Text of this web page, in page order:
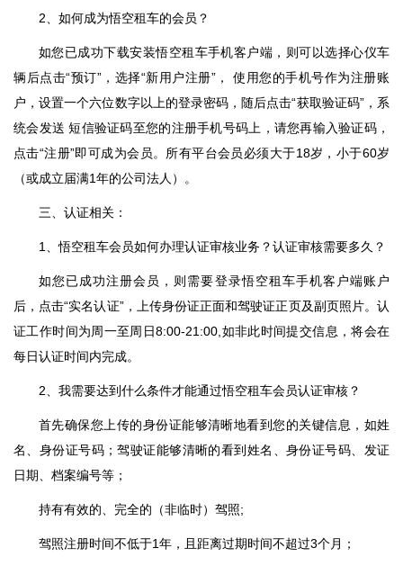
2、如何成为悟空租车的会员？
如您已成功下载安装悟空租车手机客户端，则可以选择心仪车
辆后点击“预订”，选择“新用户注册”， 使用您的手机号作为注册账
户，设置一个六位数字以上的登录密码，随后点击“获取验证码”，系
统会发送 短信验证码至您的注册手机号码上，请您再输入验证码，
点击“注册”即可成为会员。所有平台会员必须大于18岁，小于60岁
（或成立届满1年的公司法人）。
三、认证相关：
1、悟空租车会员如何办理认证审核业务？认证审核需要多久？
如您已成功注册会员，则需要登录悟空租车手机客户端账户
后，点击“实名认证”，上传身份证正面和驾驶证正页及副页照片。认
证工作时间为周一至周日8:00-21:00,如非此时间提交信息，将会在
每日认证时间内完成。
2、我需要达到什么条件才能通过悟空租车会员认证审核？
首先确保您上传的身份证能够清晰地看到您的关键信息，如姓
名、身份证号码；驾驶证能够清晰的看到姓名、身份证号码、发证
日期、档案编号等；
持有有效的、完全的（非临时）驾照;
驾照注册时间不低于1年，且距离过期时间不超过3个月；